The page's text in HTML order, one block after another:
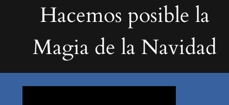
Hacemos posible la
Magia de la Navidad